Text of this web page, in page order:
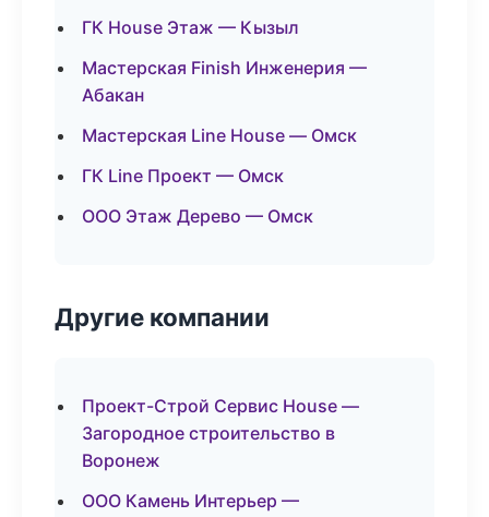
ГК House Этаж — Кызыл
Мастерская Finish Инженерия —
Абакан
Мастерская Line House — Омск
ГК Line Проект — Омск
ООО Этаж Дерево — Омск
Другие компании
Проект-Строй Сервис House —
Загородное строительство в
Воронеж
ООО Камень Интерьер —